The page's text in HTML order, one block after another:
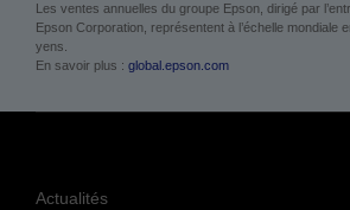
Les ventes annuelles du groupe Epson, dirigé par
Epson Corporation, représentent à l’échelle mondiale
yens.
En savoir plus : global.epson.com
Actualités